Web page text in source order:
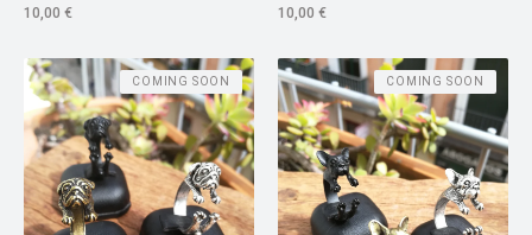
10,00 € 10,00 €
COMING SOON COMING SOON